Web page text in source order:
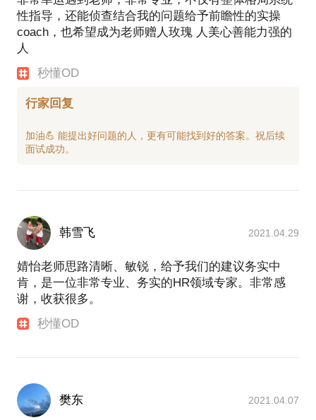
性指导，还能侦查结合我的问题给予前瞻性的实操
coach，也希望成为老师赠人玫瑰 人美心善能力强的
人
秒懂OD
行家回复
加油💪 能提出好问题的人，更有可能找到好的答案。祝后续
韩雪飞 2021.04.29
婧怡老师思路清晰、敏锐，给予我们的建议务实中
肯，是一位非常专业、务实的HR领域专家。非常感
谢，收获很多。
秒懂OD
樊东 2021.04.07